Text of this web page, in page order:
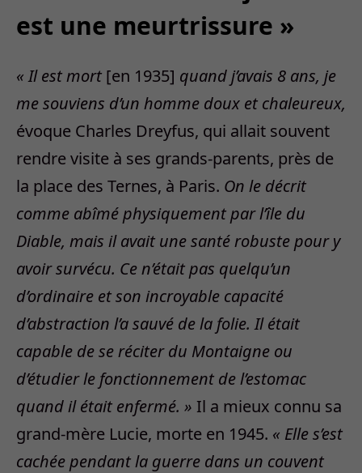
est une meurtrissure »
« Il est mort [en 1935] quand j’avais 8 ans, je
me souviens d’un homme doux et chaleureux,
évoque Charles Dreyfus, qui allait souvent
rendre visite à ses grands-parents, près de
la place des Ternes, à Paris. On le décrit
comme abîmé physiquement par l’île du
Diable, mais il avait une santé robuste pour y
avoir survécu. Ce n’était pas quelqu’un
d’ordinaire et son incroyable capacité
d’abstraction l’a sauvé de la folie. Il était
capable de se réciter du Montaigne ou
d’étudier le fonctionnement de l’estomac
quand il était enfermé. » Il a mieux connu sa
grand-mère Lucie, morte en 1945. « Elle s’est
cachée pendant la guerre dans un couvent